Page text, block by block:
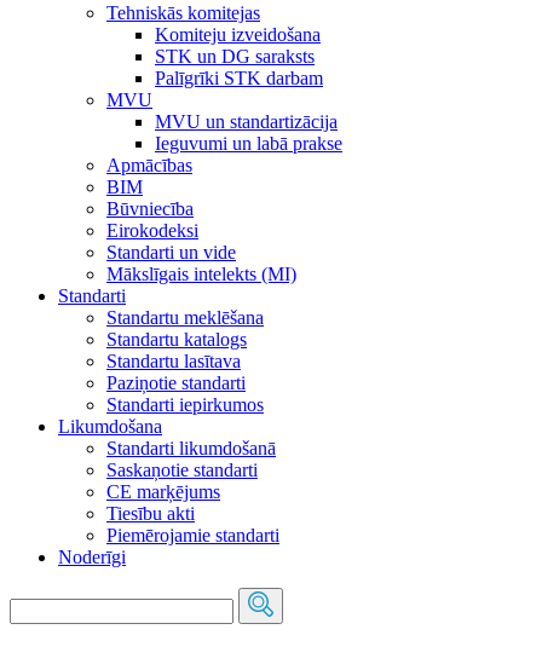
Tehniskās komitejas
Komiteju izveidošana
STK un DG saraksts
Palīgrīki STK darbam
MVU
MVU un standartizācija
Ieguvumi un labā prakse
Apmācības
BIM
Būvniecība
Eirokodeksi
Standarti un vide
Mākslīgais intelekts (MI)
Standarti
Standartu meklēšana
Standartu katalogs
Standartu lasītava
Paziņotie standarti
Standarti iepirkumos
Likumdošana
Standarti likumdošanā
Saskaņotie standarti
CE marķējums
Tiesību akti
Piemērojamie standarti
Noderīgi